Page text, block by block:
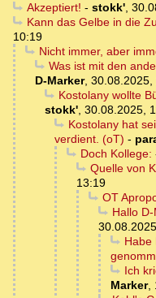
Akzeptiert! - stokk',
Kann das Gelbe in die
10:19
Nicht immer, aber
Was ist mit den
D-Marker, 30.08.2025,
Kostolany wollte
stokk', 30.08.2025,
Kostolany hat
verdient. (oT) -
Doch Kollege:
Quelle von
13:19
OT
Hallo
Habe
Ich
Marker,